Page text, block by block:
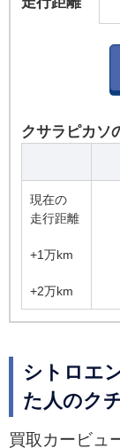
クサラピカソ
現在の
走行距離
+1万km
+2万km
シトロエ
た人のク
買取カービュ